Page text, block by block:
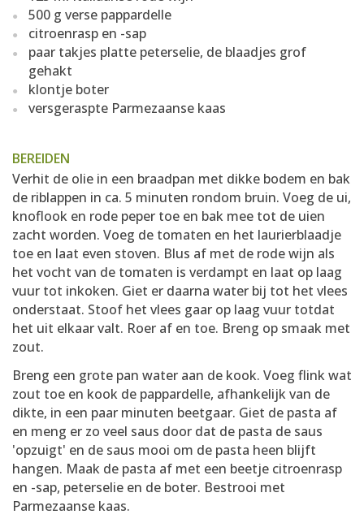
500 g verse pappardelle
citroenrasp en -sap
paar takjes platte peterselie, de blaadjes grof
gehakt
klontje boter
versgeraspte Parmezaanse kaas
BEREIDEN
Verhit de olie in een braadpan met dikke bodem en bak
de riblappen in ca. 5 minuten rondom bruin. Voeg de ui,
knoflook en rode peper toe en bak mee tot de uien
zacht worden. Voeg de tomaten en het laurierblaadje
toe en laat even stoven. Blus af met de rode wijn als
het vocht van de tomaten is verdampt en laat op laag
vuur tot inkoken. Giet er daarna water bij tot het vlees
onderstaat. Stoof het vlees gaar op laag vuur totdat
het uit elkaar valt. Roer af en toe. Breng op smaak met
zout.
Breng een grote pan water aan de kook. Voeg flink wat
zout toe en kook de pappardelle, afhankelijk van de
dikte, in een paar minuten beetgaar. Giet de pasta af
en meng er zo veel saus door dat de pasta de saus
'opzuigt' en de saus mooi om de pasta heen blijft
hangen. Maak de pasta af met een beetje citroenrasp
en -sap, peterselie en de boter. Bestrooi met
Parmezaanse kaas.